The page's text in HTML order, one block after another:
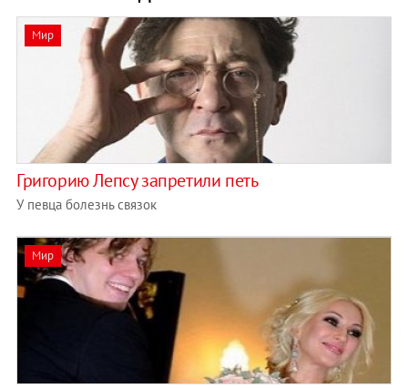
Мир
Григорию Лепсу запретили петь
У певца болезнь связок
Мир